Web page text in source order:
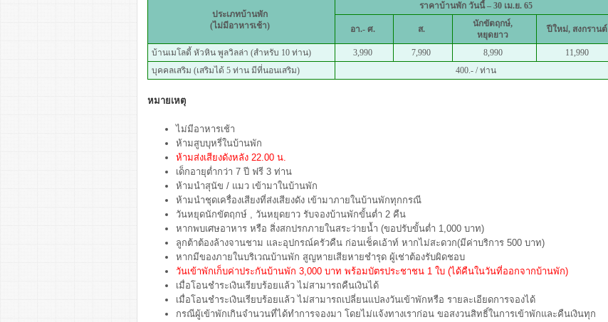
ประเภทบ้านพัก
(ไม่มีอาหารเช้า)
ราคาบ้านพัก วันนี้ – 30 เม.ย. 65
อา.- ศ. ส.
นักขัตฤกษ์,
หยุดยาว
ปีใหม่, สงกรานต์
บ้านเมโลดี้ หัวหิน พูลวิลล่า (สำหรับ 10 ท่าน) 3,990 7,990 8,990
11,990
บุคคลเสริม (เสริมได้ 5 ท่าน มีที่นอนเสริม)
400.- / ท่าน
หมายเหตุ
ไม่มีอาหารเช้า
ห้ามสูบบุหรี่ในบ้านพัก
ห้ามส่งเสียงดังหลัง 22.00 น.
เด็กอายุต่ำกว่า 7 ปี ฟรี 3 ท่าน
ห้ามนำสุนัข / แมว เข้ามาในบ้านพัก
ห้ามนำชุดเครื่องเสียงที่ส่งเสียงดัง เข้ามาภายในบ้านพักทุกกรณี
วันหยุดนักขัตฤกษ์ , วันหยุดยาว รับจองบ้านพักขั้นต่ำ 2 คืน
หากพบเศษอาหาร หรือ สิ่งสกปรกภายในสระว่ายน้ำ (ขอปรับขั้นต่ำ 1,000 บาท)
ลูกต้าต้องล้างจานชาม และอุปกรณ์ครัวคืน ก่อนเช็คเอ้าท์ หากไม่สะดวก(มีค่าบริการ 500 บาท)
หากมีของภายในบริเวณบ้านพัก สูญหายเสียหายชำรุด ผู้เช่าต้องรับผิดชอบ
วันเข้าพักเก็บค่าประกันบ้านพัก 3,000 บาท พร้อมบัตรประชาชน 1 ใบ (ได้คืนในวันที่ออกจากบ้านพัก)
เมื่อโอนชำระเงินเรียบร้อยแล้ว ไม่สามารถคืนเงินได้
เมื่อโอนชำระเงินเรียบร้อยแล้ว ไม่สามารถเปลี่ยนแปลงวันเข้าพักหรือ รายละเอียดการจองได้
กรณีผู้เข้าพักเกินจำนวนที่ได้ทำการจองมา โดยไม่แจ้งทางเราก่อน ขอสงวนสิทธิ์ในการเข้าพักและคืนเงินทุก